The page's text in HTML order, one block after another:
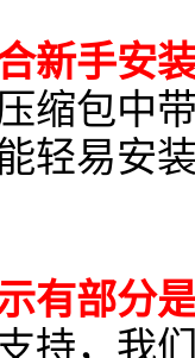
新手安
缩包中
轻易安
有部分
持，我